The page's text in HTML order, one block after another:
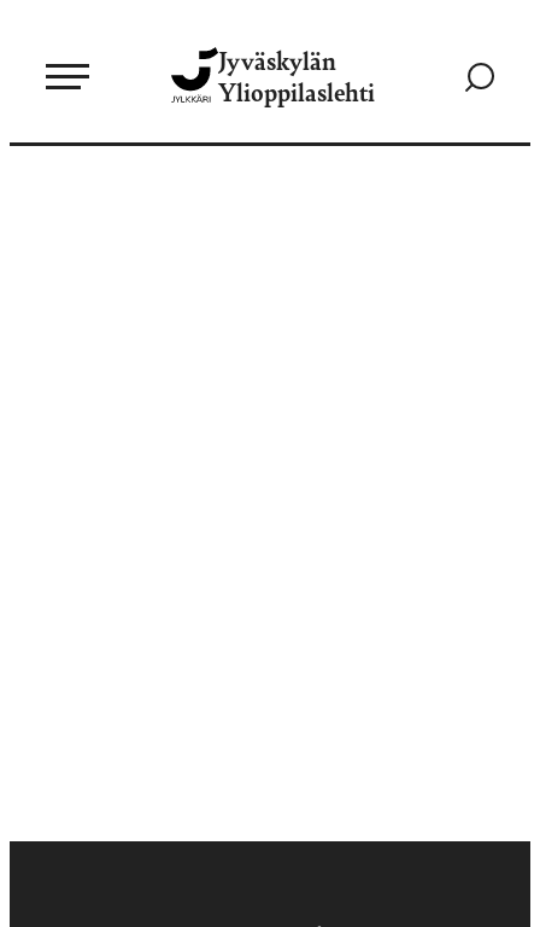
sisältöön
Jyväskylän
Ylioppilaslehti
Siirry